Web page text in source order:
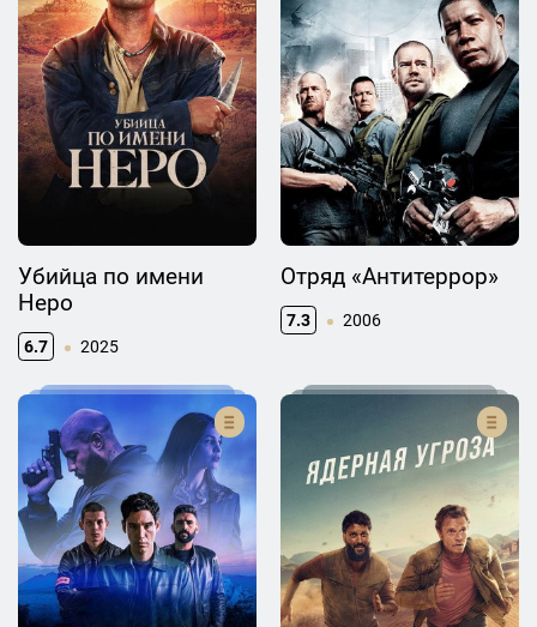
Убийца по имени
Неро
6.7 2025
Отряд «Антитеррор»
7.3 2006